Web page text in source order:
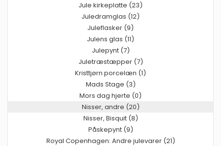
Jule kirkeplatte (23)
Juledramglas (12)
Juleflasker (9)
Julens glas (11)
Julepynt (7)
Juletræstæpper (7)
Kristtjørn porcelæn (1)
Mads Stage (3)
Mors dag hjerte (0)
Nisser, andre (20)
Nisser, Bisquit (8)
Påskepynt (9)
Royal Copenhagen: Andre julevarer (21)